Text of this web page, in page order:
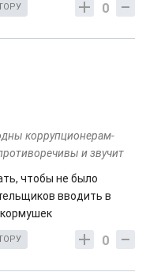
0
коррупционерам-
и звучит
чтобы не было
вводить в
0